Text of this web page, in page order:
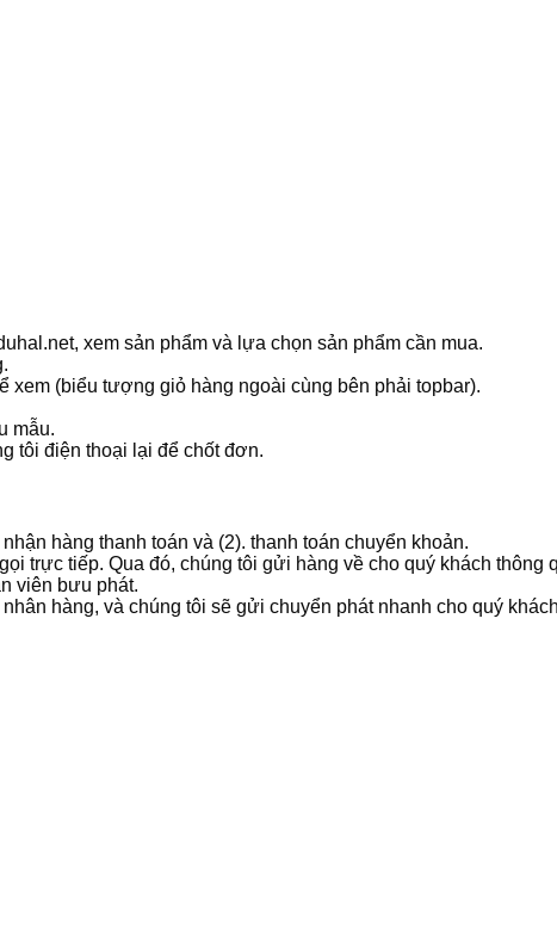
xem sản phẩm và lựa chọn sản phẩm cần mua.
xem (biểu tượng giỏ hàng ngoài cùng bên phải topbar).
mẫu.
tôi điện thoại lại để chốt đơn.
hàng thanh toán và (2). thanh toán chuyển khoản.
trực tiếp. Qua đó, chúng tôi gửi hàng về cho quý khách thông
viên bưu phát.
hàng, và chúng tôi sẽ gửi chuyển phát nhanh cho quý